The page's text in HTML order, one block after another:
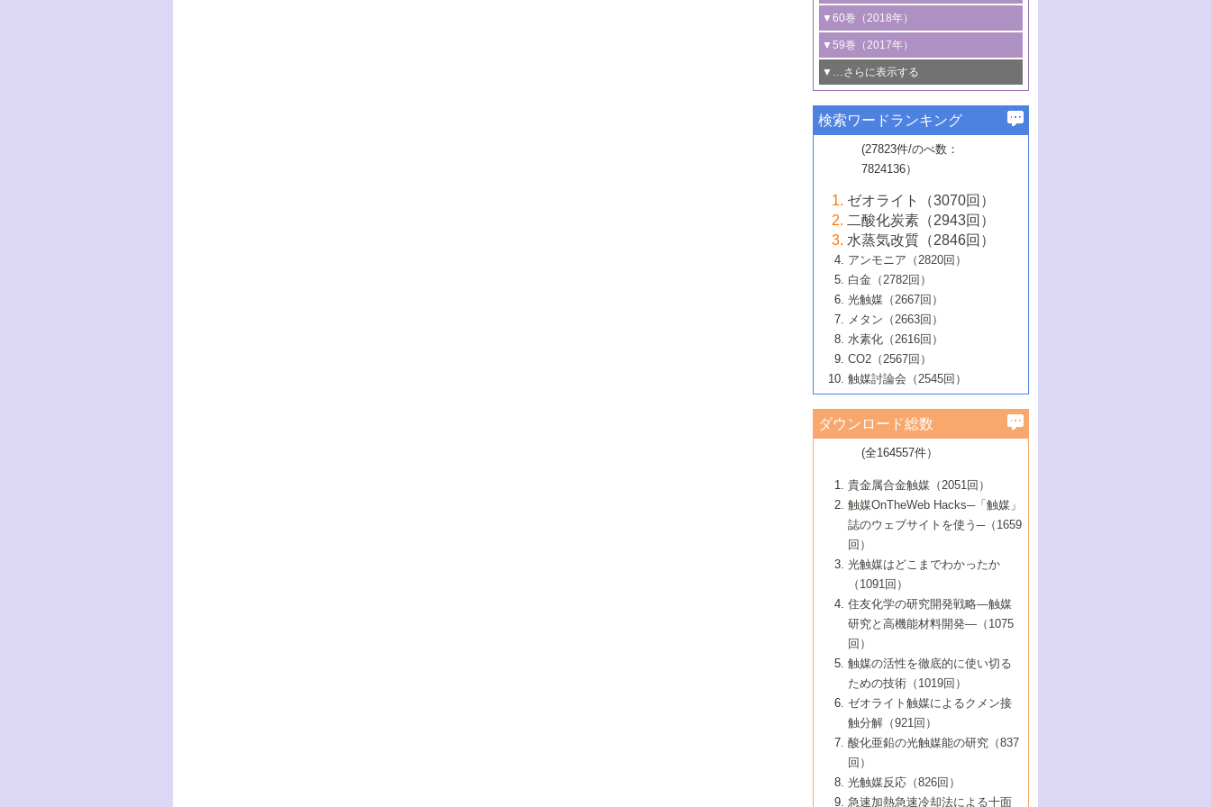
る非貴金属触媒の研究動向
5号 ゼオライトの合成と応用における研
究動向
6号 ヘテロ接合界面
B号 第135回触媒討論会（2025年）
線を利用した触媒解析技術の最先端
5号 単原子触媒
6号 参照触媒委員会からのお知らせ
B号 第133回触媒討論会（2023年）
4号 格子酸素・格子酸素欠陥を利用した
触媒反応
5号 生体触媒によるエネルギー変換反応
6号 窒素とリンの循環のための触媒・機
能性材料
3号 CO の排出削減および有効活用のた
めの触媒技術
4号 若手による情報発信企画～とびたて
若き触媒の研究者たち～（1）
若き触媒の研究者たち～（2）
6号 石油のノーブル・ユースを志向した
触媒技術
大学：オンライン・対面開催）
3号 特殊反応場を利用した触媒的分子変
換反応
4号 多孔質材料を用いた触媒の新展開
5号 情報学的手法を用いた触媒開発
6号 カーボンニュートラルに向けた電解
技術
B号 第127回触媒討論会（2021年・オン
ライン開催(Zoom)のみ）
タリゼーション
2号 機能化学品製造に資するクリーンな
触媒的酸化反応
3号 水処理のための触媒化学
4号 光触媒を用いた水分解の最新の研究
動向
5号 次世代の触媒プロセスを支えるマイ
6号 メタン転換技術の最新動向
B号 第125回触媒討論会（2020年・工学
院大学）
1号 物質移動制御に着目した触媒プロセ
ス開発
2号 CO2 フリー水素サプライチェーンに
関わる触媒開発動向
3号 精密高分子合成に関する最近の研究
動向
4号 バイオマス化成品製造のための触媒
5号 固体触媒による含窒素有機化合物変
換の最前線
6号 貴金属使用量低減に向けた自動車排
ガス浄化触媒の開発
B号 第123回触媒討論会（2019年・大阪
▼60巻（2018年）
1号 固体酸触媒の最新の研究動向
2号 二酸化炭素からの有用化学品合成
3号 ナノ粒子・クラスター触媒の最前線
4号 60周年記念企画
5号 進化するゼオライト合成技術
6号 非貴金属系触媒における電気化学的
B号 第121回触媒討論会（2018年・東京
大学）
▼59巻（2017年）
1号 いたるところに，触媒
最先端技術
3号 無機分離膜材料の開発と触媒反応プ
ロセスへの適用
5号 水素のふるまいを解き明かす最先端
研究
6号 低級アルカンの有効利用のための触
媒技術
B号 第119回触媒討論会（2017年・首都
大学東京）
▼…さらに表示する
1号 ユニークな構造の高分子を生み出す触
2号 リグニンからの化成品製造に向けた触
媒技術
3号 触媒研究の最先端～とびたて若き研究
者たち～（1）
4号 触媒研究の最先端～とびたて若き研究
者たち～（2）
5号 触媒研究の最先端～とびたて若き研究
者たち～（3）
6号 イオニクス材料と燃料電池・電解合成
の最新の研究動向
B号 第117回触媒討論会（2016年・大阪府
立大学）
▼57巻（2015年）
1号 水素キャリアにかかわる触媒技術の新
2号 石油精製用触媒の最近の進展
3号 固体酸化物形燃料電池（SOFC）におけ
るアノード触媒上での燃料直接改質技術
4号 コアシェル構造の制御による触媒機能
5号 工業触媒およびその周辺技術の最近の
進歩
6号 ナノシート
B号 第115回触媒討論会（2015年・成蹊大
▼56巻（2014年）
2号 光触媒反応機構に関する最新の研究動
向
開発動向
4号 人工光合成に向けた近年のアプローチ
5号 未利用熱エネルギーの有効活用に貢献
する触媒技術
6号 ポリオキソメタレート
B号 第113回触媒討論会（2014年・ロワジ
ールホテル豊橋）
1号 高耐久性燃料電池システム用触媒にお
ける新展開
2号 リビングラジカル重合の最近の動向
3号 天然ガスの化学工業的展開に関する触
媒技術
4号 貴金属触媒の精密構造制御とその活用
5号 バイオマス化成品製造のための固体触
6号 ナノ空間─吸着状態解析から新機能開拓
B号 第111回触媒討論会（2013年・関西大
▼54巻（2012年）
1号 規則性多孔体の利用技術における最近
の進歩
2号 第109回触媒討論会
3号 貴金属低減技術の最新動向
4号 貴金属代替技術の最新動向
5号 光触媒による物質変換反応の新展開
6号 グラフェン
7号 水素を利用する化成品合成の新潮流
▼53巻（2011年）
1号 金属学から見る合金触媒の新展開
2号 第107回触媒討論会
3号 触媒のその場観察法の進歩（１）
4号 触媒のその場観察法の進歩（２）
5号 不活性結合の触媒的活性化による有機
合成
6号 新しい固体酸触媒技術
7号 ゼオライト合成における最近の進歩
▼52巻（2010年）
1号 触媒の劣化対策と長寿命触媒開発
2号 第105回触媒討論会
3号 ナノ構造が拓く新機能
4号 活性サイトおよびその環境の精密な設
計による触媒の高機能化
5号 触媒を有効に使うための技術
7号 有機分子触媒による精密有機合成
8号 高機能化ポリオレフィンに向けた重合
触媒の最近の進展
1号 炭素材料－熱い注目を集める材料－
2号 第103回触媒討論会
3号 環境浄化用光触媒の現状と課題
4号 水素社会の実現に向けた水素製造・貯
蔵技術の進歩
5号 CO2が関わる触媒・材料
7号 持続可能社会実現のための触媒および
触媒関連技術
▼50巻（2008年）
1号 触媒化学と学会のこの10年，半世紀，
そして未来
2号 第101回触媒討論会
4号 錯体を利用したユニークな表面構造の
構築と機能
5号 若手会員による触媒研究の未来展望1：
企業編
6号 第102回触媒討論会
7号 触媒・化学反応における計算化学の進
8号 若手研究者による触媒研究の未来展望
2：大学・研究所編
▼49巻（2007年）
1号 含フッ素化合物の合成と触媒
2号 第99回触媒討論会
3号 実用的ファインケミカル合成プロセス
を実現する触媒
5号 こんな物質，あんな物質―新たな触媒
の可能性―
7号 『結晶の化学』を活かした触媒研究
8号 イオン液体の応用
▼48巻（2006年）
1号 固体酸触媒の最近の進歩
2号 第97回触媒討論会
3号 リビング重合触媒の最近の展開
5号 水素製造・貯蔵のための触媒技術の新
しい展開
6号 第98回触媒討論会
7号 基礎化学品製造の触媒技術
8号 多機能型リアクター
1号 最近の触媒担体とその効果
2号 第95回触媒討論会
4号 水分解用光触媒材料
5号 時間分解分光の進歩と応用
6号 第96回触媒討論会
8号 超臨界流体を用いた化学プロセスの新
▼46巻（2004年）
1号 部分酸化反応触媒の最前線
2号 第93回触媒討論会
3号 特殊エネルギー場の触媒反応
4号 生体内における金属の触媒作用
5号 ファインケミカルズの展開に寄与する
6号 第94回触媒討論会
7号 サブナノレベルでみた新しい表面現象
8号 オレフィン重合触媒の新たな展
▼45巻（2003年）
1号 なぜこの触媒が良いのか？
2号 第91回触媒討論会
3号 最近の自動車排ガス処理技術
4号 触媒研究の現状と将来─第90回触媒討論
5号 基礎化学品製造の触媒技術
6号 第92回触媒討論会
7号 基礎化学品製造の触媒技術
8号 資源の循環と触媒技術
▼44巻（2002年）
1号 高次制御された触媒の化学
2号 第89回触媒討論会
3号 触媒を利用した電気化学の新展開
4号 ナノ材料の調製と機能化
5号 こんな触媒が欲しい
6号 第90回触媒討論会
7号 触媒研究と学術雑誌/情報
8号 若い世代からみた触媒化学の現状と未
▼43巻（2001年）
1号 グリーンケミストリーと触媒
2号 第87回触媒討論会特集号
3号 生体触媒とバイオプロセス
4号 水素製造・利用の触媒化学
5号 触媒研究における新しい切り口：コン
ビナトリアルケミストリー
6号 第88回触媒討論会特集号
7号 企業における触媒研究のブレークスル
8号 この材料を触媒として使ってみません
▼42巻（2000年）
1号 触媒反応工学の明日を拓く
2号 第85回触媒討論会
3号 反応ダイナミクス
5号 触媒のおもしろさをどのように伝える
6号 第86回触媒討論会
7号 水素化精製触媒の新しい展開
8号 新しい反応性と機能性を目指した金属
クラスタ-化学
▼41巻（1999年）
1号 孔、穴、あな?-特異な空間とその利用-
2号 第83回触媒討論会
3号 均一系触媒反応最前線
4号 実用炭素材料の新展開
5号 研究の方法論を考える
7号 機能性金属材料と触媒
8号 触媒研究へのNMRの応用と展望
▼40巻（1998年）
進展と21世紀への提言/創立40周年記念・触
媒学会この10年の歩みとこれから/創立40周
2号 第81回触媒討論会
3号 計算機触媒化学へのさそい
4号 触媒劣化の制御と予測
5号 最新の実用プロセスと触媒
6号 第82回触媒討論会
1号 均一系と不均一系触媒反応-その特徴と
接点
2号 第79回触媒討論会
3号 最新NO除去触媒の実用化研究
4号 新しい反応場を目指した触媒調製
5号 反応・分離技術の新しい展開
6号 第80回触媒討論会
▼38巻（1996年）
1号 触媒の構造と触媒作用/C1化学を中心と
する21世紀への触媒
3号 オリンピックメダル:金・銀・銅はどん
な触媒作用を示すか
4号 触媒作用における機能の複合化
▼37巻（1995年）
1号 ファインケミカルズと固体触媒
2号 第75回触媒討論会
3号 希土類を利用した触媒
4号 触媒とリサイクル
5号 エネルギー変換触媒
▼36巻（1994年）
1号 電気化学と触媒
2号 第73回触媒討論会
3号 C4化学の展開
4号 《通常号》
▼35巻（1993年）
1号 工業触媒開発マニュアル―探索から工
業化まで
2号 第71回触媒討論会
▼34巻（1992年）
1号 インパクトを与えたこの研究
2号 第69回触媒討論会
▼33巻（1991年）
1号 触媒プロセス開発マニュアル―探索か
▼32巻（1990年）
検索ワードランキング
(27823件/のべ数：
7824136）
ゼオライト（3070回）
二酸化炭素（2943回）
水蒸気改質（2846回）
アンモニア（2820回）
白金（2782回）
光触媒（2667回）
メタン（2663回）
水素化（2616回）
CO2（2567回）
触媒討論会（2545回）
ダウンロード総数
(全164557件）
貴金属合金触媒（2051回）
触媒OnTheWeb Hacks─「触媒」
誌のウェブサイトを使う─（1659
回）
光触媒はどこまでわかったか
（1091回）
住友化学の研究開発戦略―触媒
研究と高機能材料開発―（1075
回）
触媒の活性を徹底的に使い切る
ための技術（1019回）
ゼオライト触媒によるクメン接
触分解（921回）
酸化亜鉛の光触媒能の研究（837
回）
光触媒反応（826回）
急速加熱急速冷却法による十面